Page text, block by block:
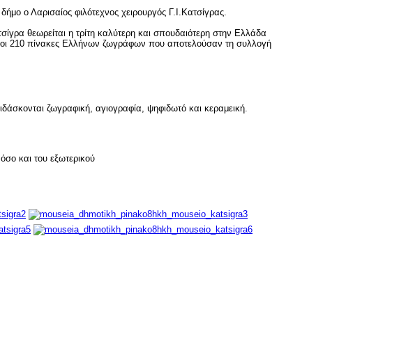
ο Λαρισαίος φιλότεχνος χειρουργός Γ.Ι.Κατσίγρας.
θεωρείται η τρίτη καλύτερη και σπουδαιότερη στην Ελλάδα
οι 210 πίνακες Ελλήνων ζωγράφων που αποτελούσαν τη συλλογή
ζωγραφική, αγιογραφία, ψηφιδωτό και κεραμεική.
και του εξωτερικού